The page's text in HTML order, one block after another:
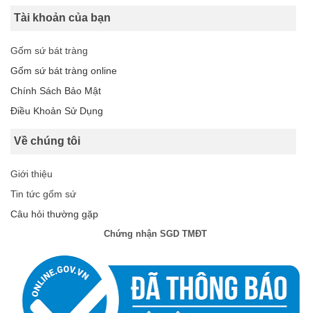
Tài khoản của bạn
Gốm sứ bát tràng
Gốm sứ bát tràng online
Chính Sách Bảo Mật
Điều Khoản Sử Dụng
Về chúng tôi
Giới thiệu
Tin tức gốm sứ
Câu hỏi thường gặp
Chứng nhận SGD TMĐT